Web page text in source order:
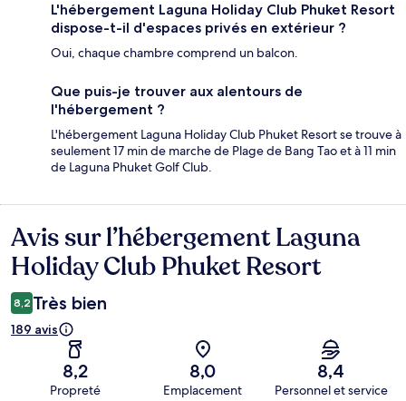
L'hébergement Laguna Holiday Club Phuket Resort
dispose-t-il d'espaces privés en extérieur ?
Oui, chaque chambre comprend un balcon.
Que puis-je trouver aux alentours de
l'hébergement ?
L'hébergement Laguna Holiday Club Phuket Resort se trouve à
seulement 17 min de marche de Plage de Bang Tao et à 11 min
de Laguna Phuket Golf Club.
Avis
Avis sur l’hébergement Laguna
Holiday Club Phuket Resort
8,2 Très bien
189 avis
8,2
Propreté
8,0
Emplacement
8,4
Personnel et service